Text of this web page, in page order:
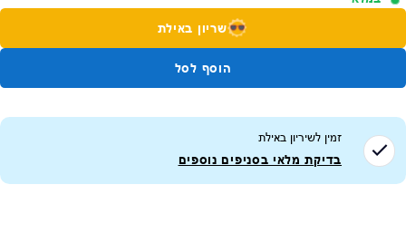
שריון באילת
הוסף לסל
זמין לשיריון באילת
בדיקת מלאי בסניפים נוספים